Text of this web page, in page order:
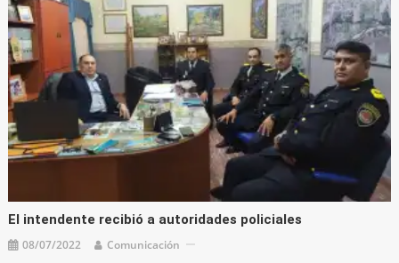
El intendente recibió a autoridades policiales
08/07/2022 Comunicación